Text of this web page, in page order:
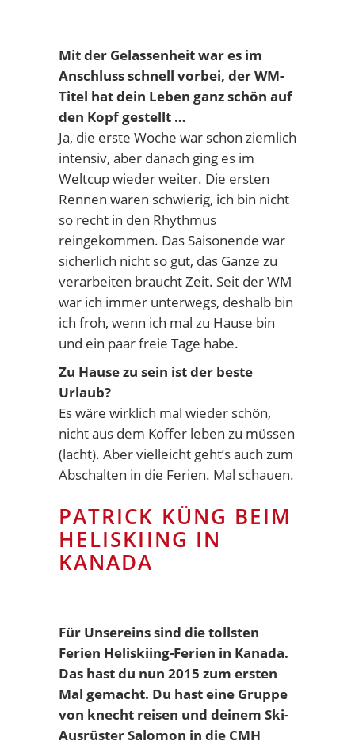
Mit der Gelassenheit war es im
Anschluss schnell vorbei, der WM-
Titel hat dein Leben ganz schön auf
den Kopf gestellt …
Ja, die erste Woche war schon ziemlich
intensiv, aber danach ging es im
Weltcup wieder weiter. Die ersten
Rennen waren schwierig, ich bin nicht
so recht in den Rhythmus
reingekommen. Das Saisonende war
sicherlich nicht so gut, das Ganze zu
verarbeiten braucht Zeit. Seit der WM
war ich immer unterwegs, deshalb bin
ich froh, wenn ich mal zu Hause bin
und ein paar freie Tage habe.
Zu Hause zu sein ist der beste
Urlaub?
Es wäre wirklich mal wieder schön,
nicht aus dem Koffer leben zu müssen
(lacht). Aber vielleicht geht’s auch zum
Abschalten in die Ferien. Mal schauen.
PATRICK KÜNG BEIM
HELISKIING IN
KANADA
Für Unsereins sind die tollsten
Ferien Heliskiing-Ferien in Kanada.
Das hast du nun 2015 zum ersten
Mal gemacht. Du hast eine Gruppe
von knecht reisen und deinem Ski-
Ausrüster Salomon in die CMH